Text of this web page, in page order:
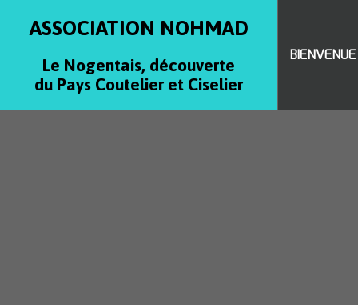
ASSOCIATION NOHMAD
Le Nogentais, découverte
du Pays Coutelier et Ciselier
BIENVENUE